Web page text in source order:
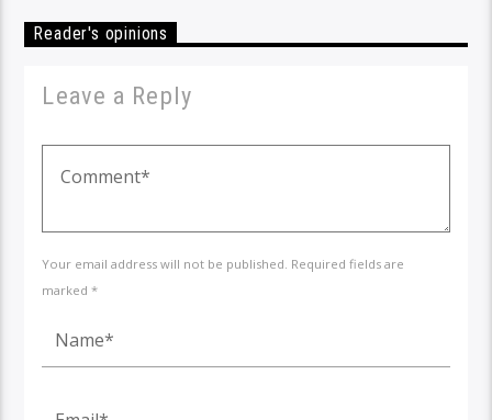
Reader's opinions
Leave a Reply
Your email address will not be published. Required fields are
marked *